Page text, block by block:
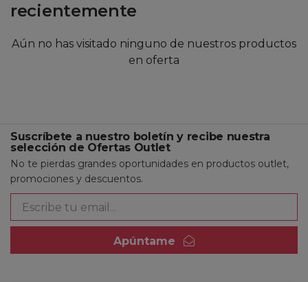
recientemente
Aún no has visitado ninguno de nuestros productos
en oferta
Suscríbete a nuestro boletín y recibe nuestra
selección de Ofertas Outlet
No te pierdas grandes oportunidades en productos outlet,
promociones y descuentos.
Apúntame